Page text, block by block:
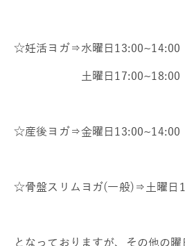
☆妊活ヨガ⇒水曜日13:00~14:00
土曜日17:00~18:00
☆産後ヨガ⇒金曜日13:00~14:00
☆骨盤スリムヨガ(一般)⇒土曜日
となっておりますが、その他の